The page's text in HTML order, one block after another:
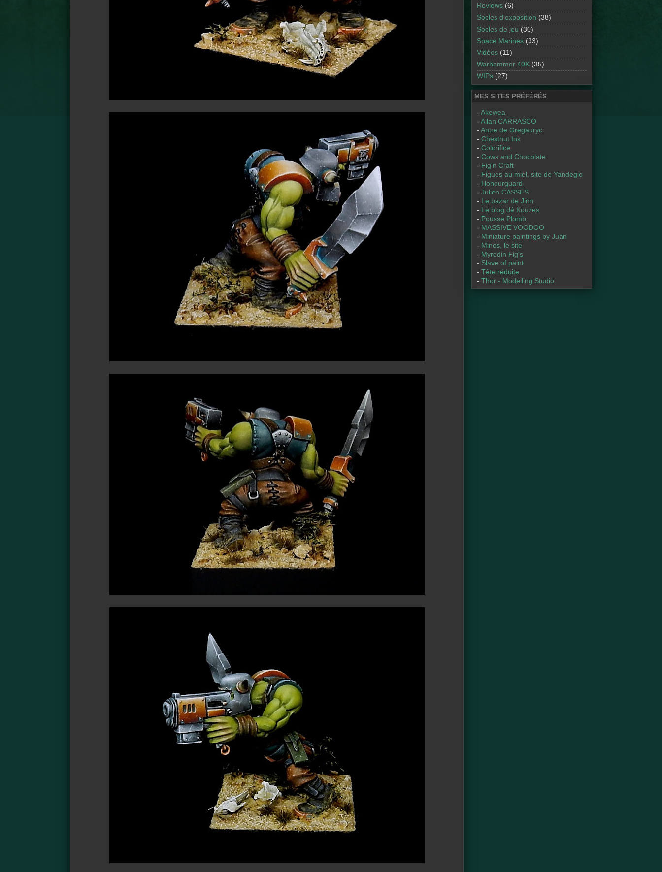
Reviews (6)
Socles d'exposition (38)
Socles de jeu (30)
Space Marines (33)
Vidéos (11)
Warhammer 40K (35)
WIPs (27)
MES SITES PRÉFÉRÉS
- Akewea
- Allan CARRASCO
- Antre de Gregauryc
- Chestnut Ink
- Colorifice
- Cows and Chocolate
- Fig'n Craft
- Figues au miel, site de Yandegio
- Honourguard
- Julien CASSES
-
Le bazar de Jinn
-
Le blog dé Kouzes
- Pousse Plomb
- MASSIVE VOODOO
- Miniature paintings by Juan
- Minos, le site
- Myrddin Fig's
- Slave of paint
- Tête réduite
- Thor - Modelling Studio